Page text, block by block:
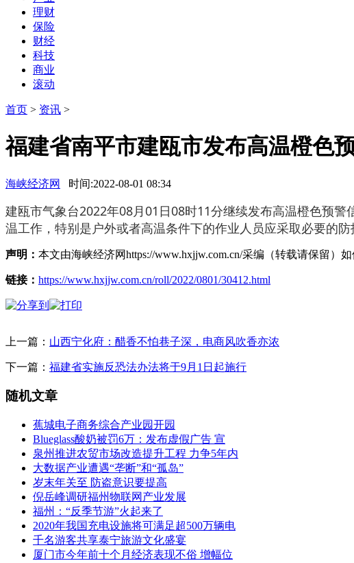
理财
保险
财经
科技
商业
滚动
首页 > 资讯 >
福建省南平市建瓯市发布高温橙色
海峡经济网 时间:2022-08-01 08:34
建瓯市气象台2022年08月01日08时11分继续发布高温橙色预
温工作，特别是户外或者高温条件下的作业人员应采取必要的防
声明： 本文由海峡经济网https://www.hxjjw.com.cn/采编（转载请保留）
链接： https://www.hxjjw.com.cn/roll/2022/0801/30412.html
上一篇： 山西宁化府：醋香不怕巷子深，电商风吹香亦浓
下一篇： 福建省实施反恐法办法将于9月1日起施行
随机文章
蕉城电子商务综合产业园开园
Blueglass酸奶被罚6万：发布虚假广告 宣
泉州推进农贸市场改造提升工程 力争5年内
大数据产业遭遇“垄断”和“孤岛”
岁末年关至 防盗意识要提高
倪岳峰调研福州物联网产业发展
福州：“反季节游”火起来了
2020年我国充电设施将可满足超500万辆电
千名游客共享泰宁旅游文化盛宴
厦门市今年前十个月经济表现不俗 增幅位